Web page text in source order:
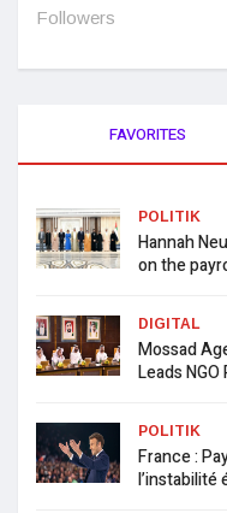
Followers
FAVORITES
POLITIK
Hannah
on the
DIGITAL
Mossad
Leads NGO
POLITIK
France :